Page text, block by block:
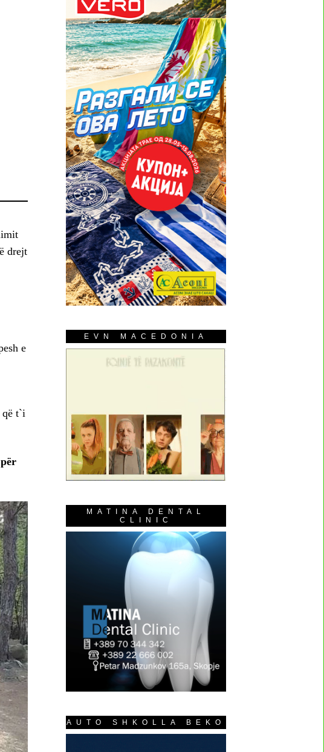
drejt
e
që t`i
EVN MACEDONIA
MATINA DENTAL
CLINIC
AUTO SHKOLLA BEKO